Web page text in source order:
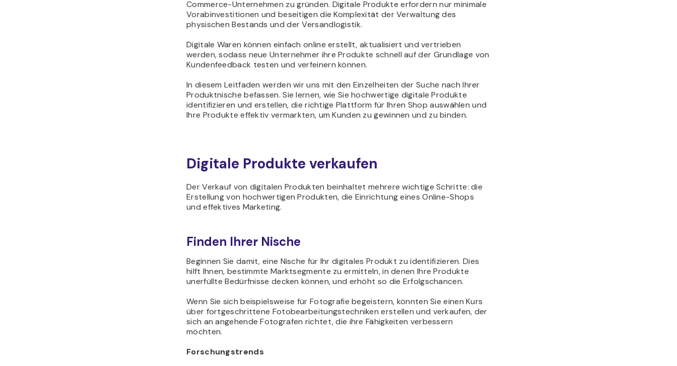
Commerce-Unternehmen zu gründen. Digitale Produkte erfordern nur minimale
Vorabinvestitionen und beseitigen die Komplexität der Verwaltung des
physischen Bestands und der Versandlogistik.
Digitale Waren können einfach online erstellt, aktualisiert und vertrieben
werden, sodass neue Unternehmer ihre Produkte schnell auf der Grundlage von
Kundenfeedback testen und verfeinern können.
In diesem Leitfaden werden wir uns mit den Einzelheiten der Suche nach Ihrer
Produktnische befassen. Sie lernen, wie Sie hochwertige digitale Produkte
identifizieren und erstellen, die richtige Plattform für Ihren Shop auswählen und
Ihre Produkte effektiv vermarkten, um Kunden zu gewinnen und zu binden.
Digitale Produkte verkaufen
Der Verkauf von digitalen Produkten beinhaltet mehrere wichtige Schritte: die
Erstellung von hochwertigen Produkten, die Einrichtung eines Online-Shops
und effektives Marketing.
Finden Ihrer Nische
Beginnen Sie damit, eine Nische für Ihr digitales Produkt zu identifizieren. Dies
hilft Ihnen, bestimmte Marktsegmente zu ermitteln, in denen Ihre Produkte
unerfüllte Bedürfnisse decken können, und erhöht so die Erfolgschancen.
Wenn Sie sich beispielsweise für Fotografie begeistern, könnten Sie einen Kurs
über fortgeschrittene Fotobearbeitungstechniken erstellen und verkaufen, der
sich an angehende Fotografen richtet, die ihre Fähigkeiten verbessern
möchten.
Forschungstrends